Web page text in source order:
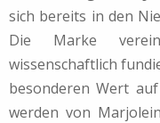
sich bereits in den
Die Marke
wissenschaftlich
besonderen Wert
werden von